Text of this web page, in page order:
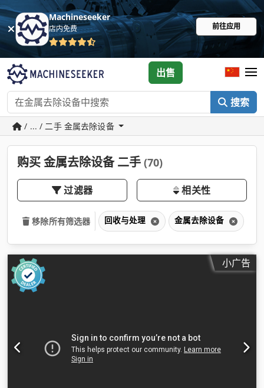
Machineseeker
店内免费 前往应用
搜索
出售
/ ... / 二手 金属去除设备
购买 金属去除设备 二手 (70)
过滤器 相关性
移除所有筛选器 回收与处理 金属去除设备
小广告